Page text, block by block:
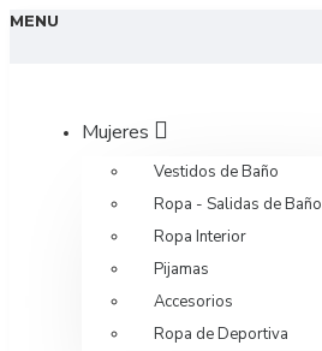
MENU
Mujeres
Vestidos de Baño
Ropa - Salidas de Baño
Ropa Interior
Pijamas
Accesorios
Ropa de Deportiva